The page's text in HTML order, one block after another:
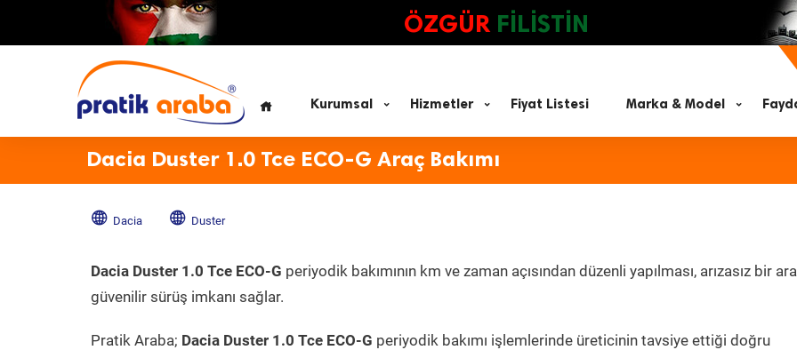
ÖZGÜR FİLİSTİN
Kurumsal Hizmetler Fiyat Listesi Marka & Model
Dacia Duster 1.0 Tce ECO-G Araç Bakımı
Dacia Duster
Dacia Duster 1.0 Tce ECO-G periyodik bakımının km ve zaman açısından düzenli yapılması, arızasız bir
güvenilir sürüş imkanı sağlar.
Pratik Araba; Dacia Duster 1.0 Tce ECO-G periyodik bakımı işlemlerinde üreticinin tavsiye ettiği doğru